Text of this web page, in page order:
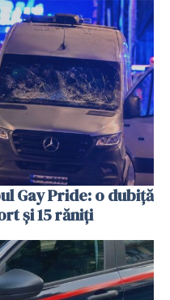
Gay Pride: o dubiță
și 15 răniți